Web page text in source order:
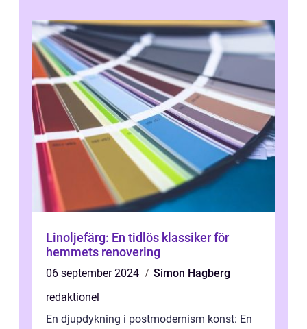
Linoljefärg: En tidlös klassiker för
hemmets renovering
06 september 2024
Simon Hagberg
redaktionel
En djupdykning i postmodernism konst: En